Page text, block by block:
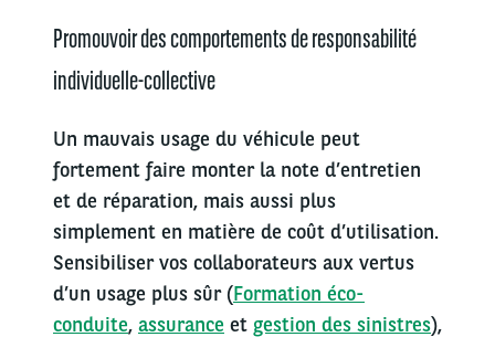
Promouvoir des comportements de responsabilité
individuelle-collective
Un mauvais usage du véhicule peut
fortement faire monter la note d’entretien
et de réparation, mais aussi plus
simplement en matière de coût d’utilisation.
Sensibiliser vos collaborateurs aux vertus
d’un usage plus sûr (Formation éco-
conduite, assurance et gestion des sinistres),